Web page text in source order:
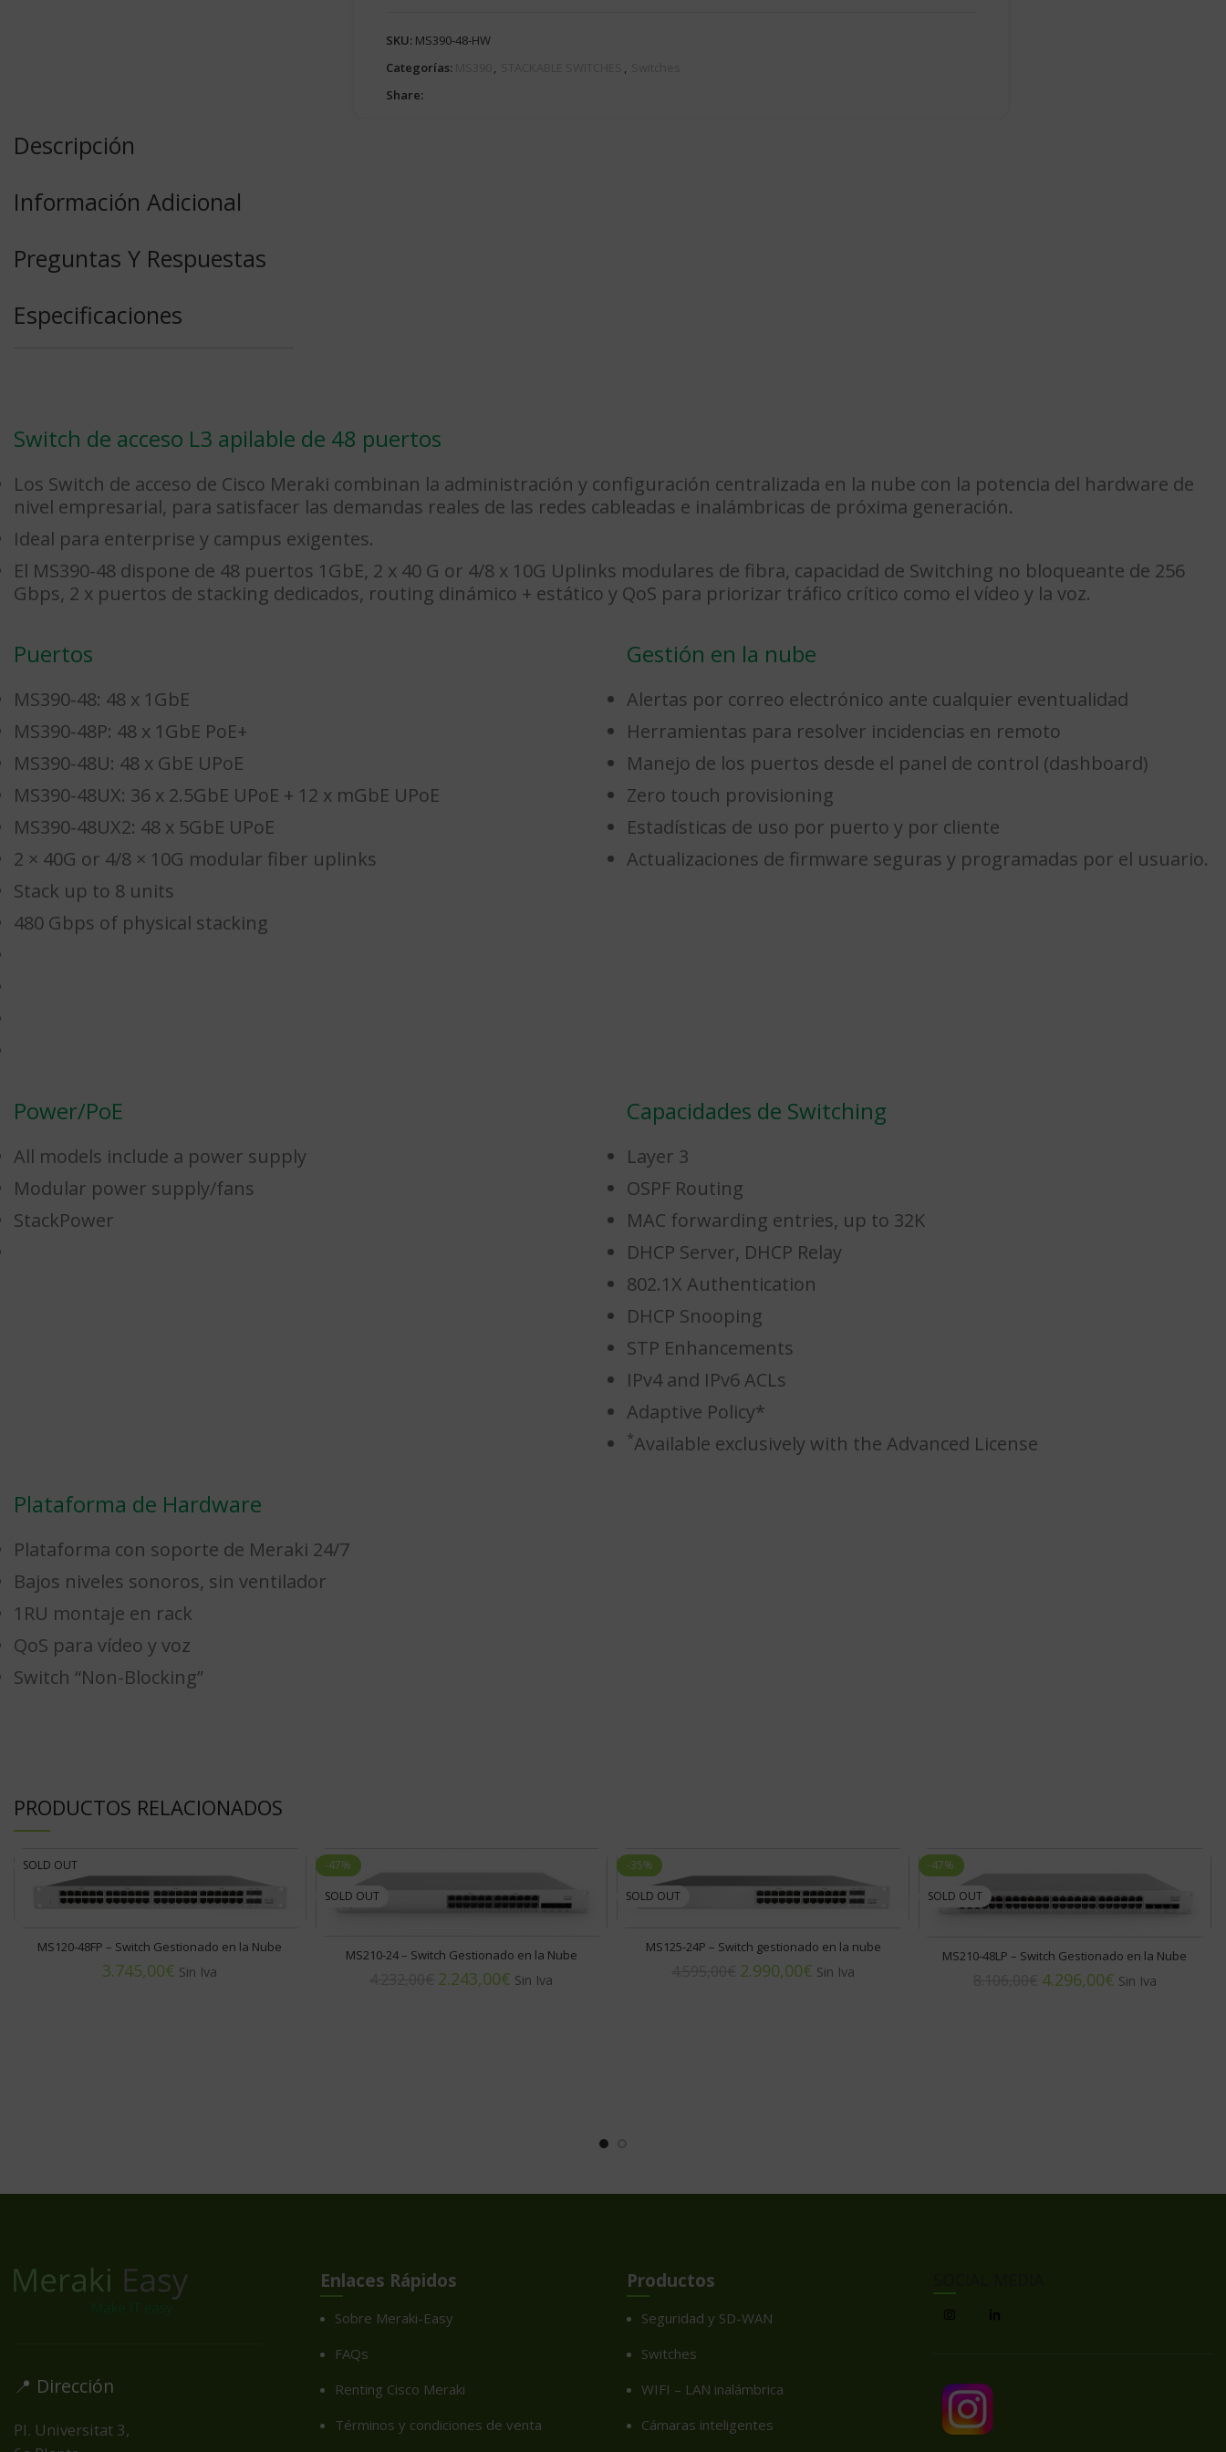
SKU: MS390-48-HW
Categorías:
Share:
Descripción
Información Adicional
Preguntas Y Respuestas
Especificaciones
Switch de acceso L3 apilable de 48 puertos
Los Switch de acceso de Cisco Meraki combinan la administración y configuración centralizada en la nube con la potencia del hardware de
nivel empresarial, para satisfacer las demandas reales de las redes cableadas e inalámbricas de próxima generación.
Ideal para enterprise y campus exigentes.
El MS390-48 dispone de 48 puertos 1GbE, 2 x 40 G or 4/8 x 10G Uplinks modulares de fibra, capacidad de Switching no bloqueante de 256
Gbps, 2 x puertos de stacking dedicados, routing dinámico + estático y QoS para priorizar tráfico crítico como el vídeo y la voz.
Puertos
MS390-48: 48 x 1GbE
MS390-48P: 48 x 1GbE PoE+
MS390-48U: 48 x GbE UPoE
MS390-48UX: 36 x 2.5GbE UPoE + 12 x mGbE UPoE
MS390-48UX2: 48 x 5GbE UPoE
2 × 40G or 4/8 × 10G modular fiber uplinks
Stack up to 8 units
480 Gbps of physical stacking
Gestión en la nube
Alertas por correo electrónico ante cualquier eventualidad
Herramientas para resolver incidencias en remoto
Manejo de los puertos desde el panel de control (dashboard)
Zero touch provisioning
Estadísticas de uso por puerto y por cliente
Actualizaciones de firmware seguras y programadas por el usuario.
Power/PoE
All models include a power supply
Modular power supply/fans
StackPower
Capacidades de Switching
Layer 3
OSPF Routing
MAC forwarding entries, up to 32K
DHCP Server, DHCP Relay
802.1X Authentication
DHCP Snooping
STP Enhancements
IPv4 and IPv6 ACLs
Adaptive Policy*
*Available exclusively with the Advanced License
Plataforma de Hardware
Plataforma con soporte de Meraki 24/7
Bajos niveles sonoros, sin ventilador
1RU montaje en rack
QoS para vídeo y voz
Switch “Non-Blocking”
PRODUCTOS RELACIONADOS
SOLD OUT
MS120-48FP – Switch Gestionado en la Nube
€
-47%
SOLD OUT
MS210-24 – Switch Gestionado en la Nube
2.243,00€
-35%
SOLD OUT
MS125-24P – Switch gestionado en la nube
2.990,00€
-47%
SOLD OUT
MS210-48LP – Switch Gestionado en la Nube
4.296,00€
📍 Dirección
Pl. Universitat 3,
Enlaces Rápidos
Sobre Meraki-Easy
FAQs
Renting Cisco Meraki
Términos y condiciones de venta
Productos
Seguridad y SD-WAN
Switches
WIFI – LAN inalámbrica
Cámaras inteligentes